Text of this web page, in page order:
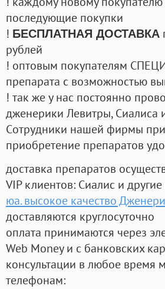
последующие покупки
! БЕСПЛАТНАЯ ДОСТАВКА
рублей
! оптовым покупателям
препарата с возможностью
! так же у нас постоянно
дженерики Левитры,
Cотрудники нашей фирмы
приобретение препаратов
доставка препаратов
VIP клиентов: Сиалис и
юа. высокое качество
доставляются круглосуточно
оплата принимаются через
Web Money и с банковских
консультации в любое время
телефонам: